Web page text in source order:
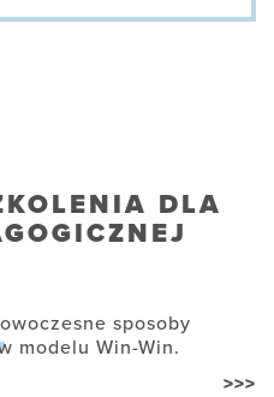
DLA
sposoby
modelu Win-Win.
>>>